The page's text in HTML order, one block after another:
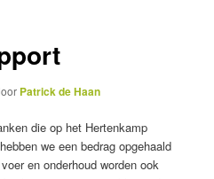
Patrick de Haan
die op het Hertenkamp
we een bedrag opgehaald
en onderhoud worden ook